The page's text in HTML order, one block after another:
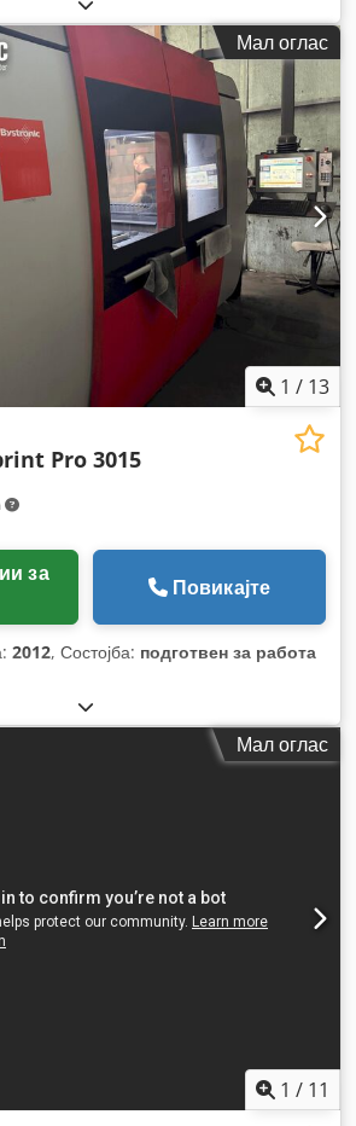
, моќност на ласерот:2.200 W,
на Х-оската:
1.562 мм, движење по
на движење Z-оска: 100 мм
Мал оглас
1 / 13
Pro 3015
Повикајте
2012, Состојба: подготвен за работа
Мал оглас
1 / 11